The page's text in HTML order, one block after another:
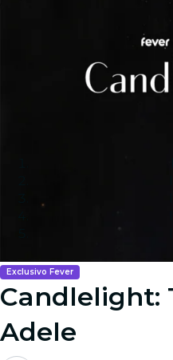
Exclusivo Fever
Candlelight:
Adele